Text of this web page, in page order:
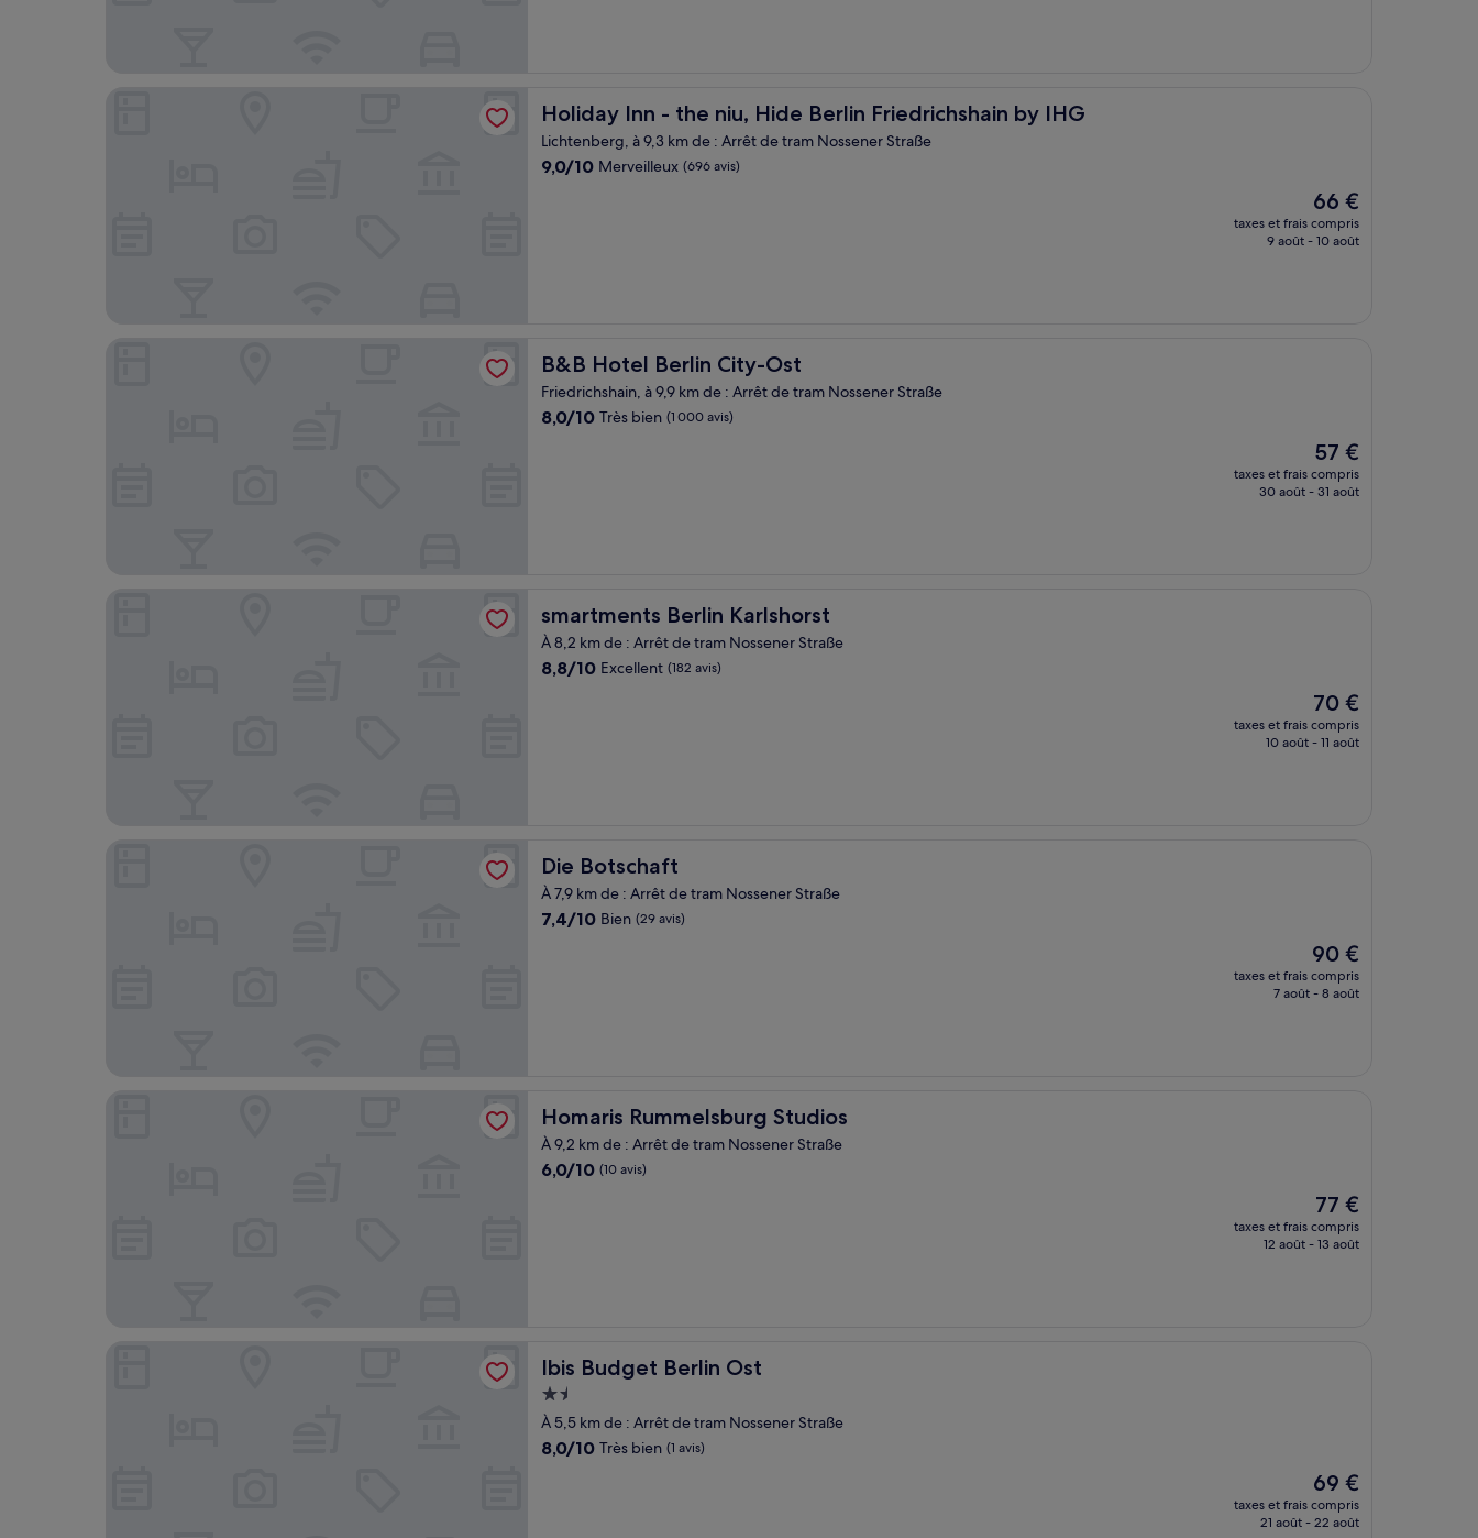
Holiday Inn - the niu, Hide Berlin Friedrichshain by IHG
Holiday Inn - the niu, Hide Berlin Friedrichshain by IHG
Lichtenberg, à 9,3 km de : Arrêt de tram Nossener Straße
9.0
9,0/10 Merveilleux (696 avis)
Le
nouveau
prix
66 €
taxes et frais compris
9 août - 10 août
Holiday Inn - the niu, Hide Berlin Friedrichshain by IHG
B&B Hotel Berlin City-Ost
B&B Hotel Berlin City-Ost
Friedrichshain, à 9,9 km de : Arrêt de tram Nossener Straße
8.0
8,0/10 Très bien (1 000 avis)
Le
nouveau
prix
57 €
taxes et frais compris
30 août - 31 août
smartments Berlin Karlshorst
smartments Berlin Karlshorst
À 8,2 km de : Arrêt de tram Nossener Straße
8.8
8,8/10 Excellent (182 avis)
Le
nouveau
prix
70 €
taxes et frais compris
10 août - 11 août
Die Botschaft
Die Botschaft
À 7,9 km de : Arrêt de tram Nossener Straße
7.4
7,4/10 Bien (29 avis)
Le
nouveau
prix
90 €
taxes et frais compris
7 août - 8 août
Homaris Rummelsburg Studios
Homaris Rummelsburg Studios
À 9,2 km de : Arrêt de tram Nossener Straße
6.0
6,0/10 (10 avis)
Le
nouveau
prix
77 €
taxes et frais compris
12 août - 13 août
Ibis Budget Berlin Ost
Ibis Budget Berlin Ost
Hébergement
1.5 étoile
À 5,5 km de : Arrêt de tram Nossener Straße
8.0
8,0/10 Très bien (1 avis)
Le
nouveau
prix
69 €
taxes et frais compris
21 août - 22 août